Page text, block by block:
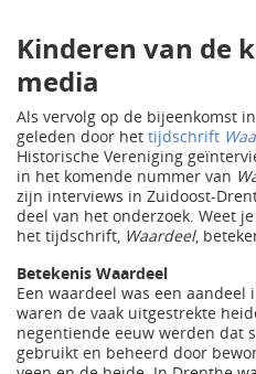
Kinderen van de
media
Als vervolg op de bijeenkomst
geleden door het tijdschrift
Historische Vereniging
in het komende nummer van
zijn interviews in Zuidoost-
deel van het onderzoek. Weet
het tijdschrift, Waardeel,
Betekenis Waardeel
Een waardeel was een
waren de vaak uitgestrekte
negentiende eeuw werden dat
gebruikt en beheerd door